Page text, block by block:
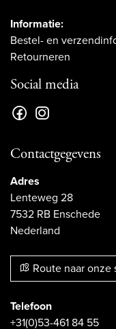
Informatie:
Bestel- en
Retourneren
Social media
Contactgegevens
Adres
Lenteweg 28
7532 RB Enschede
Nederland
Route naar onze
Telefoon
+31(0)53-461 84 55